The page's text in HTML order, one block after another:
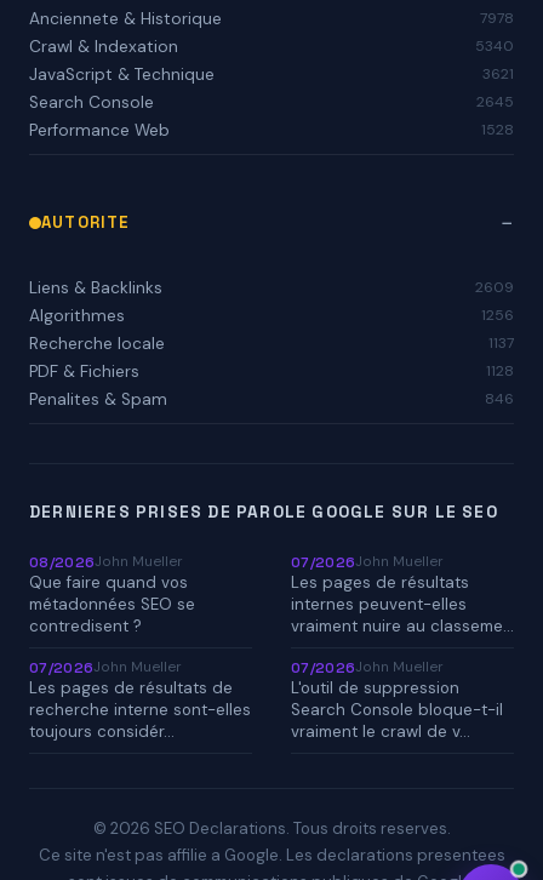
Anciennete & Historique 7978
Crawl & Indexation 5340
JavaScript & Technique 3621
Search Console 2645
Performance Web 1528
AUTORITE
Liens & Backlinks 2609
Algorithmes 1256
Recherche locale 1137
PDF & Fichiers 1128
Penalites & Spam 846
DERNIERES PRISES DE PAROLE GOOGLE SUR LE SEO
08/2026John Mueller
Que faire quand vos
métadonnées SEO se
contredisent ?
07/2026John Mueller
Les pages de résultats
internes peuvent-elles
vraiment nuire au classeme…
07/2026John Mueller
Les pages de résultats de
recherche interne sont-elles
toujours considér…
07/2026John Mueller
L'outil de suppression
Search Console bloque-t-il
vraiment le crawl de v…
© 2026 SEO Declarations. Tous droits reserves.
Ce site n'est pas affilie a Google. Les declarations presentees